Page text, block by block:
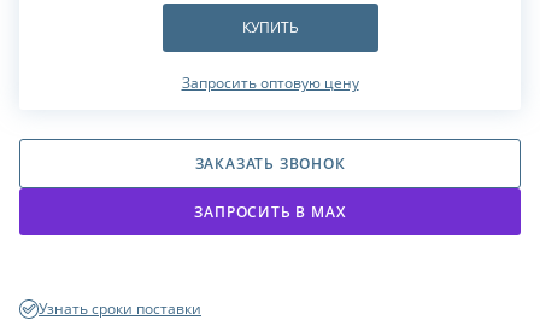
КУПИТЬ
Запросить оптовую цену
ЗАКАЗАТЬ ЗВОНОК
ЗАПРОСИТЬ В МАХ
Узнать сроки поставки